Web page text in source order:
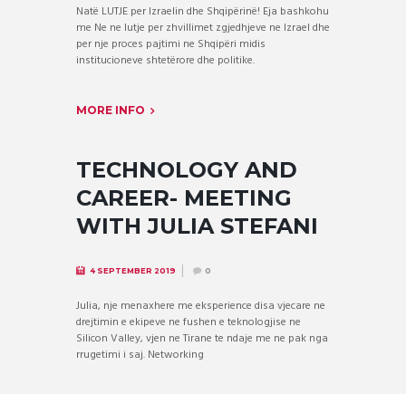
Natë LUTJE per Izraelin dhe Shqipërinë! Eja bashkohu
me Ne ne lutje per zhvillimet zgjedhjeve ne Izrael dhe
per nje proces pajtimi ne Shqipëri midis
institucioneve shtetërore dhe politike.
MORE INFO
TECHNOLOGY AND
CAREER- MEETING
WITH JULIA STEFANI
4 SEPTEMBER 2019 0
Julia, nje menaxhere me eksperience disa vjecare ne
drejtimin e ekipeve ne fushen e teknologjise ne
Silicon Valley, vjen ne Tirane te ndaje me ne pak nga
rrugetimi i saj. Networking